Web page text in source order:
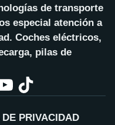
de transporte
especial atención a
Coches eléctricos,
pilas de
PRIVACIDAD